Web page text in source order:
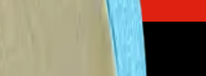
Trabaja con nosotros